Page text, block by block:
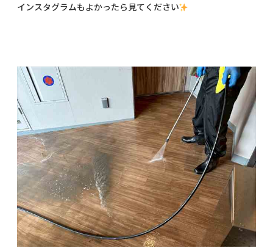
インスタグラムもよかったら見てください